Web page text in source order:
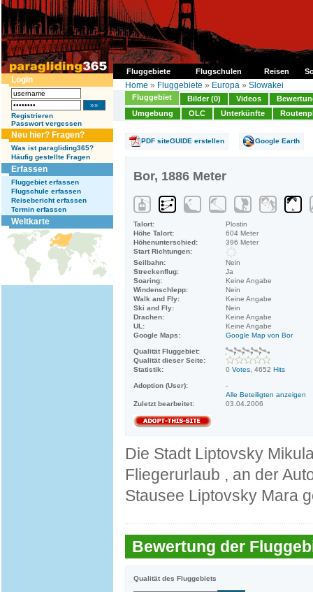
Fluggebiete Flugschulen Reisen
Login
Registrieren
Passwort vergessen
Neu hier? Fragen?
Was ist paragliding365?
Häufig gestellte Fragen
Erfassen
Fluggebiet erfassen
Flugschule erfassen
Reisebericht erfassen
Termin erfassen
Weltkarte
Home » Fluggebiete » Europa » Slowakei
Fluggebiet Bilder (0) Videos
Umgebung
OLC Unterkünfte
PDF siteGUIDE erstellen Google Earth
Bor, 1886 Meter
Talort:
Plostin
Höhe Talort:
604 Meter
Höhenunterschied:
396 Meter
Start Richtungen:
Seilbahn:
Nein
Streckenflug:
Ja
Soaring:
Keine Angabe
Windenschlepp:
Nein
Walk and Fly:
Keine Angabe
Ski and Fly:
Nein
Drachen:
Keine Angabe
UL:
Keine Angabe
Google Maps:
Google Map von Bor
Qualität Fluggebiet:
Qualität dieser Seite:
Statistik:
0 Votes , 4652 Hits
Adoption (User):
-
Alle Beteiligten anzeigen
Zuletzt bearbeitet:
03.04.2006
Die Stadt Liptovsky
Fliegerurlaub , an der
Stausee Liptovsky Mara
Bewertung der
Qualität des Fluggebiets